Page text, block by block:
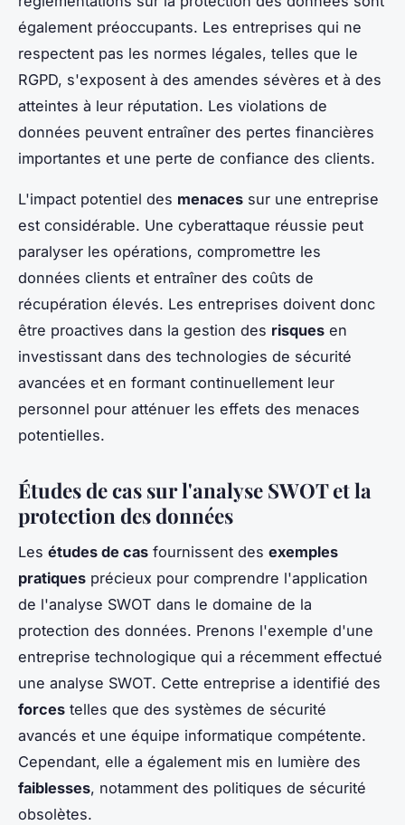
également préoccupants. Les entreprises qui ne
respectent pas les normes légales, telles que le
RGPD, s'exposent à des amendes sévères et à des
atteintes à leur réputation. Les violations de
données peuvent entraîner des pertes financières
importantes et une perte de confiance des clients.
L'impact potentiel des menaces sur une entreprise
est considérable. Une cyberattaque réussie peut
paralyser les opérations, compromettre les
données clients et entraîner des coûts de
récupération élevés. Les entreprises doivent donc
être proactives dans la gestion des risques en
investissant dans des technologies de sécurité
avancées et en formant continuellement leur
personnel pour atténuer les effets des menaces
potentielles.
Études de cas sur l'analyse SWOT et la
protection des données
Les études de cas fournissent des exemples
pratiques précieux pour comprendre l'application
de l'analyse SWOT dans le domaine de la
protection des données. Prenons l'exemple d'une
entreprise technologique qui a récemment effectué
une analyse SWOT. Cette entreprise a identifié des
forces telles que des systèmes de sécurité
avancés et une équipe informatique compétente.
Cependant, elle a également mis en lumière des
faiblesses, notamment des politiques de sécurité
obsolètes.